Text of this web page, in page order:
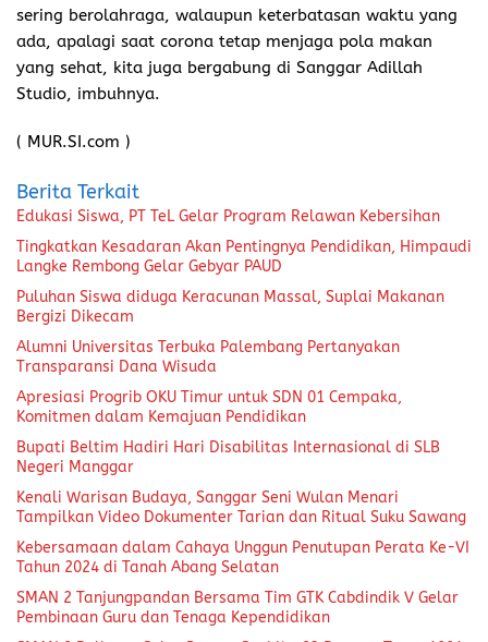
sering berolahraga, walaupun keterbatasan waktu yang
ada, apalagi saat corona tetap menjaga pola makan
yang sehat, kita juga bergabung di Sanggar Adillah
Studio, imbuhnya.
( MUR.SI.com )
Berita Terkait
Edukasi Siswa, PT TeL Gelar Program Relawan Kebersihan
Tingkatkan Kesadaran Akan Pentingnya Pendidikan, Himpaudi
Langke Rembong Gelar Gebyar PAUD
Puluhan Siswa diduga Keracunan Massal, Suplai Makanan
Bergizi Dikecam
Alumni Universitas Terbuka Palembang Pertanyakan
Transparansi Dana Wisuda
Apresiasi Progrib OKU Timur untuk SDN 01 Cempaka,
Komitmen dalam Kemajuan Pendidikan
Bupati Beltim Hadiri Hari Disabilitas Internasional di SLB
Negeri Manggar
Kenali Warisan Budaya, Sanggar Seni Wulan Menari
Tampilkan Video Dokumenter Tarian dan Ritual Suku Sawang
Kebersamaan dalam Cahaya Unggun Penutupan Perata Ke-VI
Tahun 2024 di Tanah Abang Selatan
SMAN 2 Tanjungpandan Bersama Tim GTK Cabdindik V Gelar
Pembinaan Guru dan Tenaga Kependidikan